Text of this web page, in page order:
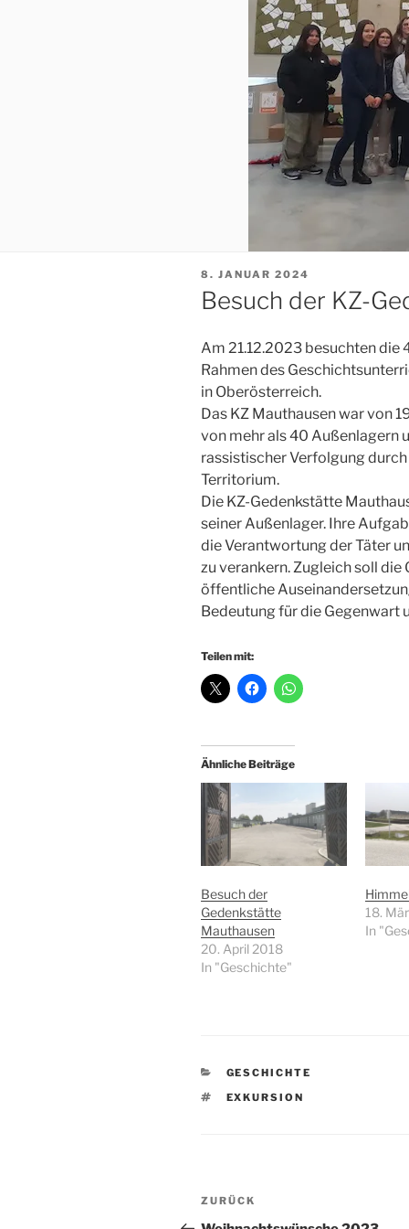
VERÖFFENTLICHT
AM
8. JANUAR 2024
Besuch der KZ-
Am 21.12.2023 besuchten die
Rahmen des
in Oberösterreich.
Das KZ Mauthausen war von
von mehr als 40 Außenlagern
rassistischer Verfolgung
Territorium.
Die KZ-Gedenkstätte
seiner Außenlager. Ihre
die Verantwortung der Täter
zu verankern. Zugleich soll
öffentliche
Bedeutung für die Gegenwart
Teilen mit:
Ähnliche Beiträge
Besuch der
Gedenkstätte
Mauthausen
20. April 2018
In "Geschichte"
18.
In
KATEGORIEN
GESCHICHTE
SCHLAGWÖRTER
EXKURSION
Beitragsnavigation
Vorheriger
Beitrag
ZURÜCK